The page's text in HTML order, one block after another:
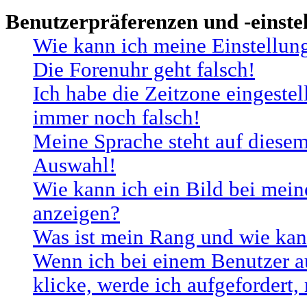
Benutzerpräferenzen und -
Wie kann ich meine
Die Forenuhr geht falsch!
Ich habe die Zeitzone
immer noch falsch!
Meine Sprache steht auf
Auswahl!
Wie kann ich ein Bild bei
anzeigen?
Was ist mein Rang und wie
Wenn ich bei einem Benutzer
klicke, werde ich aufgefordert,